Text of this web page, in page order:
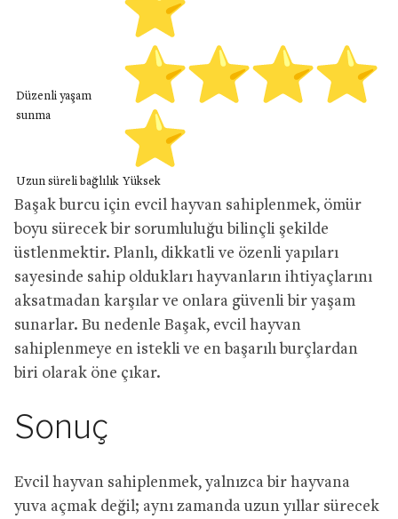
Düzenli yaşam
sunma
Uzun süreli bağlılık Yüksek
Başak burcu için evcil hayvan sahiplenmek, ömür
boyu sürecek bir sorumluluğu bilinçli şekilde
üstlenmektir. Planlı, dikkatli ve özenli yapıları
sayesinde sahip oldukları hayvanların ihtiyaçlarını
aksatmadan karşılar ve onlara güvenli bir yaşam
sunarlar. Bu nedenle Başak, evcil hayvan
sahiplenmeye en istekli ve en başarılı burçlardan
biri olarak öne çıkar.
Sonuç
Evcil hayvan sahiplenmek, yalnızca bir hayvana
yuva açmak değil; aynı zamanda uzun yıllar sürecek